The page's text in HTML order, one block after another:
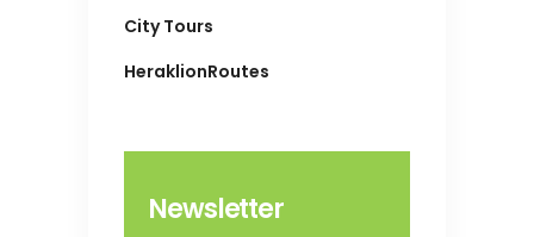
City Tours
HeraklionRoutes
Newsletter